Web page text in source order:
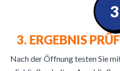
3. ERGEBNIS
Nach der Öffnung testen Sie
3